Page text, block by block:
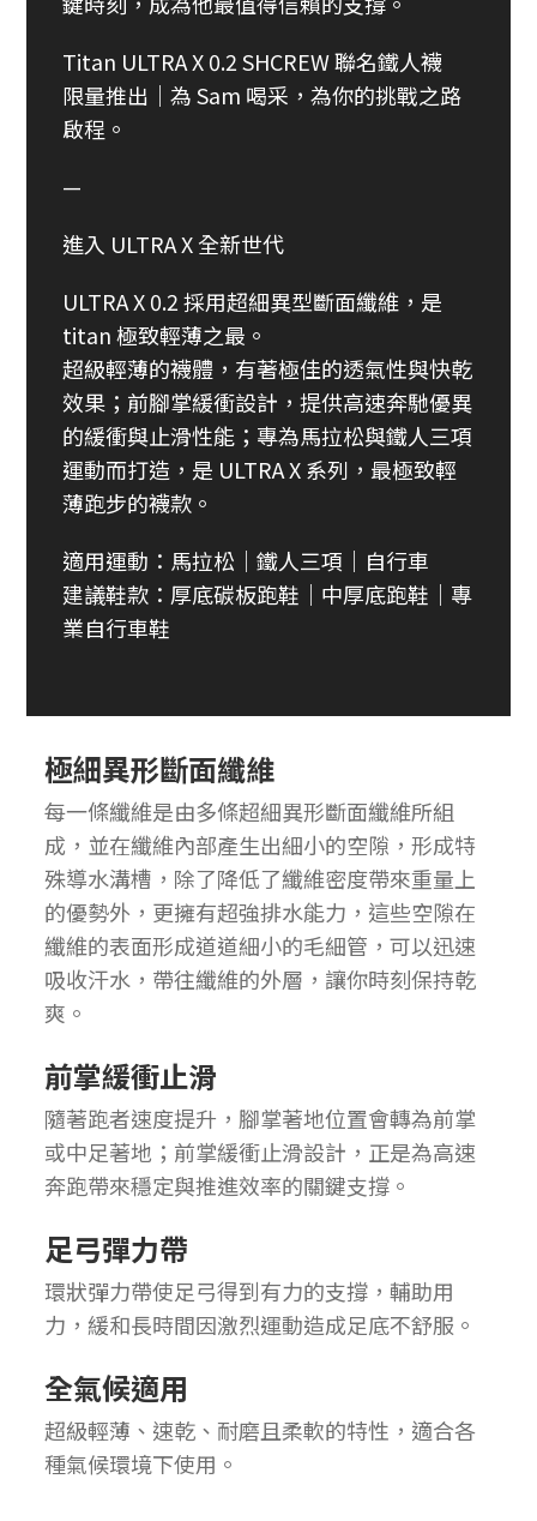
Titan ULTRA X 0.2 SHCREW 聯名鐵人襪
限量推出｜為 Sam 喝采，為你的挑戰之路
啟程。
—
進入 ULTRA X 全新世代
ULTRA X 0.2 採用超細異型斷面纖維，是
titan 極致輕薄之最。
超級輕薄的襪體，有著極佳的透氣性與快乾
效果；前腳掌緩衝設計，提供高速奔馳優異
的緩衝與止滑性能；專為馬拉松與鐵人三項
運動而打造，是 ULTRA X 系列，最極致輕
薄跑步的襪款。
適用運動：馬拉松 ｜ 鐵人三項 ｜ 自行車
建議鞋款：厚底碳板跑鞋 ｜ 中厚底跑鞋 ｜ 專
業自行車鞋
極細異形斷面纖維
每一條纖維是由多條超細異形斷面纖維所組
成，並在纖維內部產生出細小的空隙，形成特
殊導水溝槽，除了降低了纖維密度帶來重量上
的優勢外，更擁有超強排水能力，這些空隙在
纖維的表面形成道道細小的毛細管，可以迅速
吸收汗水，帶往纖維的外層，讓你時刻保持乾
爽。
前掌緩衝止滑
隨著跑者速度提升，腳掌著地位置會轉為前掌
或中足著地；前掌緩衝止滑設計，正是為高速
奔跑帶來穩定與推進效率的關鍵支撐。
足弓彈力帶
環狀彈力帶使足弓得到有力的支撐，輔助用
力，緩和長時間因激烈運動造成足底不舒服。
全氣候適用
超級輕薄、速乾、耐磨且柔軟的特性，適合各
種氣候環境下使用。